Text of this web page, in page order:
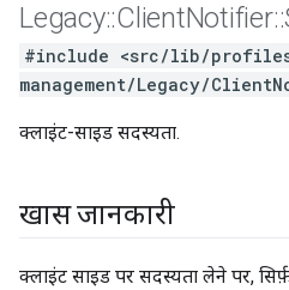
Legacy::ClientNotifier::
#include <src/lib/
management/Legacy/
क्लाइंट-साइड सदस्यता.
खास जानकारी
क्लाइंट साइड पर सदस्यता लेने पर,